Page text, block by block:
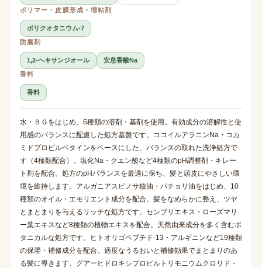
ポリマー・皮膜形成・増粘剤
ポリクオタニウム-7
防腐剤
1,2-ヘキサンジオール
安息香酸Na
香料
香料
水・ＢＧをはじめ、6種類の溶剤・基剤を使用。有効成分の溶解性と使
用感のバランスに配慮した処方基盤です。ココイルアラニンNa・コカ
ミドプロピルベタインをベースにした、バランスの取れた洗浄処方で
す（4種類配合）。塩化Na・クエン酸など4種類のpH調整剤・キレー
ト剤を配合。処方のpHバランスを最適に保ち、髪と頭皮にやさしい環
境を維持します。アルガニアスピノサ核油・パチョリ油をはじめ、10
種類のオイル・エモリエント成分を配合。髪をなめらかに整え、ツヤ
とまとまりを与えるリッチな処方です。センブリエキス・ローズマリ
ー葉エキスなど8種類の植物エキスを配合。天然由来成分を多く含むボ
タニカルな処方です。ヒトオリゴペプチド-13・アルギニンなど19種類
の保湿・補修成分を配合。適度なうるおいと補修効果でまとまりのあ
る髪に導きます。グアーヒドロキシプロピルトリモニウムクロリド・